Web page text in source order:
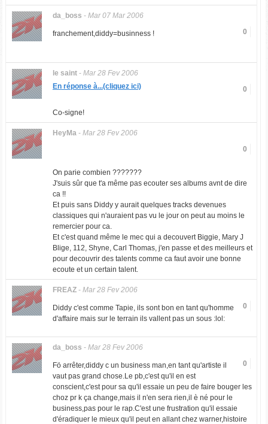
da_boss - Mar 07 Mar 2006
0
franchement,diddy=businness !
le saint- Mar 28 Fev 2006
0
En réponse à...(cliquez ici)
Co-signe!
HeyMa- Mar 28 Fev 2006
0
On parie combien ???????
J'suis sûr que t'a même pas ecouter ses albums avnt de dire
ca !!
Et puis sans Diddy y aurait quelques tracks devenues
classiques qui n'auraient pas vu le jour on peut au moins le
remercier pour ca.
Et c'est quand même le mec qui a decouvert Biggie, Mary J
Blige, 112, Shyne, Carl Thomas, j'en passe et des meilleurs et
pour decouvrir des talents comme ca faut avoir une bonne
ecoute et un certain talent.
FREAZ- Mar 28 Fev 2006
0
Diddy c'est comme Tapie, ils sont bon en tant qu'homme
d'affaire mais sur le terrain ils vallent pas un sous :lol:
da_boss - Mar 28 Fev 2006
0
Fö arrêter,diddy c un business man,en tant qu'artiste il
vaut pas grand chose.Le pb,c'est qu'il en est
conscient,c'est pour sa qu'il essaie un peu de faire bouger les
choz pr k ça change,mais il n'en sera rien,il è né pour le
business,pas pour le rap.C'est une frustration qu'il essaie
d'éradiquer le mieux qu'il peut en allant chez warner,histoire